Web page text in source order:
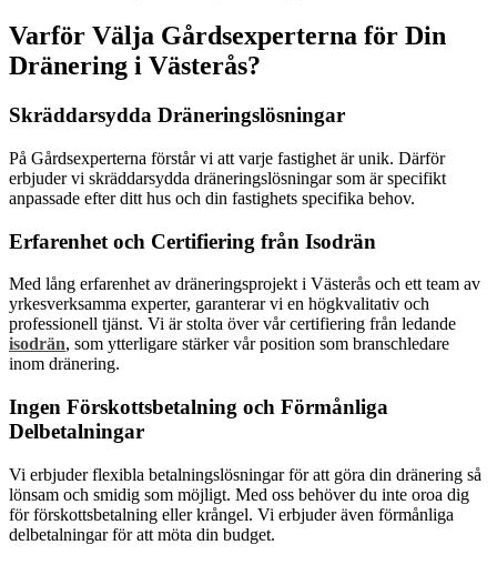
Varför Välja Gårdsexperterna för Din
Dränering i Västerås?
Skräddarsydda Dräneringslösningar
På Gårdsexperterna förstår vi att varje fastighet är unik. Därför
erbjuder vi skräddarsydda dräneringslösningar som är specifikt
anpassade efter ditt hus och din fastighets specifika behov.
Erfarenhet och Certifiering från Isodrän
Med lång erfarenhet av dräneringsprojekt i Västerås och ett team av
yrkesverksamma experter, garanterar vi en högkvalitativ och
professionell tjänst. Vi är stolta över vår certifiering från ledande
isodrän, som ytterligare stärker vår position som branschledare
inom dränering.
Ingen Förskottsbetalning och Förmånliga
Delbetalningar
Vi erbjuder flexibla betalningslösningar för att göra din dränering så
lönsam och smidig som möjligt. Med oss behöver du inte oroa dig
för förskottsbetalning eller krångel. Vi erbjuder även förmånliga
delbetalningar för att möta din budget.